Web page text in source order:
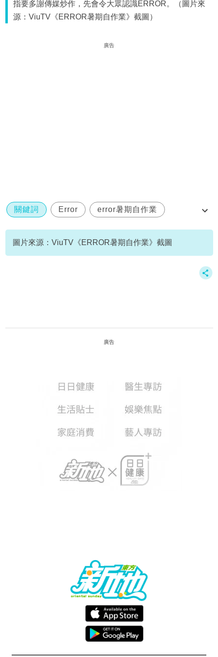
指要多謝傳媒炒作，先會令大眾認識ERROR。（圖片來
源：ViuTV《ERROR暑期自作業》截圖）
廣告
關鍵詞 Error error暑期自作業
杜琪峯
ViuTV
圖片來源：ViuTV《ERROR暑期自作業》截圖
廣告